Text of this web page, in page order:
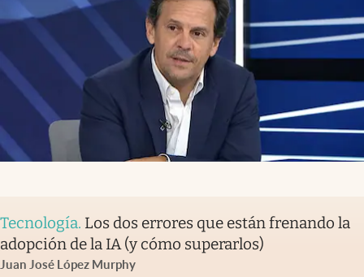
Tecnología. Los dos errores que están frenando la
adopción de la IA (y cómo superarlos)
Juan José López Murphy